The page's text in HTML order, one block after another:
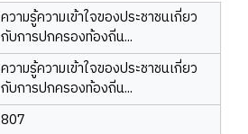
ความรู้ความเข้าใจของประชาชนเกี่ยว
กับการปกครองท้องถิ่น...
ความรู้ความเข้าใจของประชาชนเกี่ยว
กับการปกครองท้องถิ่น...
807